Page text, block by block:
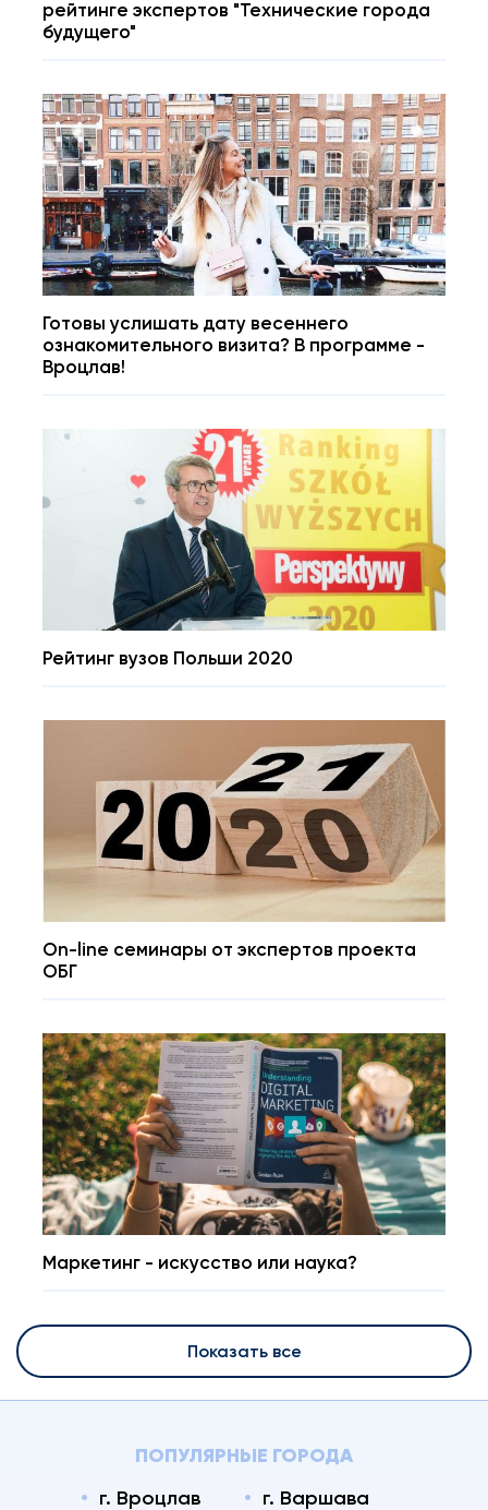
рейтинге экспертов "Технические города
будущего"
Готовы услишать дату весеннего
ознакомительного визита? В программе -
Вроцлав!
Рейтинг вузов Польши 2020
On-line семинары от экспертов проекта
ОБГ
Маркетинг - искусство или наука?
Показать все
ПОПУЛЯРНЫЕ ГОРОДА
г. Вроцлав
г. Варшава